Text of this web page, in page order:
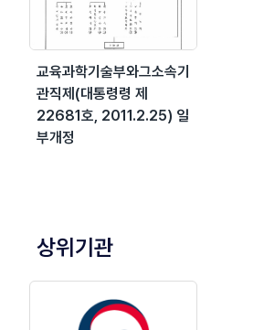
교육과학기술부와그소속기
관직제(대통령령 제
22681호, 2011.2.25) 일
부개정
상위기관